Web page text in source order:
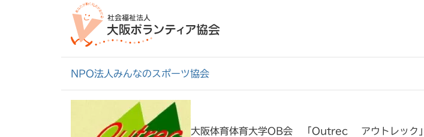
NPO法人みんなのスポーツ協会
大阪体育体育大学OB会 「Outrec アウトレック」